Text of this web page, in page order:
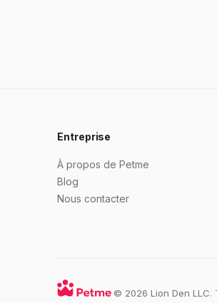
Entreprise
À propos de Petme
Blog
Nous contacter
·© 2026 Lion Den LLC.